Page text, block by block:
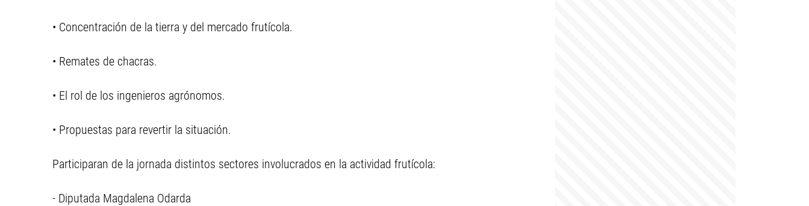
• Concentración de la tierra y del mercado frutícola.
• Remates de chacras.
• El rol de los ingenieros agrónomos.
• Propuestas para revertir la situación.
Participaran de la jornada distintos sectores involucrados en la actividad frutícola:
- Diputada Magdalena Odarda